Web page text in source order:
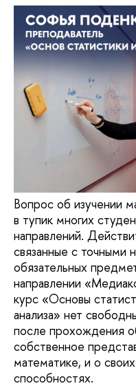
Вопрос об изучении
в тупик многих
направлений.
связанные с точными
обязательных
направлении
курс «Основы
анализа» нет
после прохождения
собственное
математике, и о
способностях.